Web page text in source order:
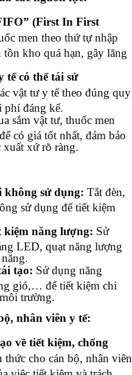
(First In First
men theo thứ tự nhập
tồn kho quá hạn, gây lãng
tế có thể tái sử
vật tư y tế theo đúng quy
phí đáng kể.
sắm vật tư, thuốc men
có giá tốt nhất, đảm bảo
xứ rõ ràng.
không sử dụng: Tắt đèn,
sử dụng để tiết kiệm
kiệm năng lượng: Sử
LED, quạt năng lượng
tạo: Sử dụng năng
gió,… để tiết kiệm chi
trường.
nhân viên y tế:
về tiết kiệm, chống
thức cho cán bộ, nhân viên
việc tiết kiệm và trách